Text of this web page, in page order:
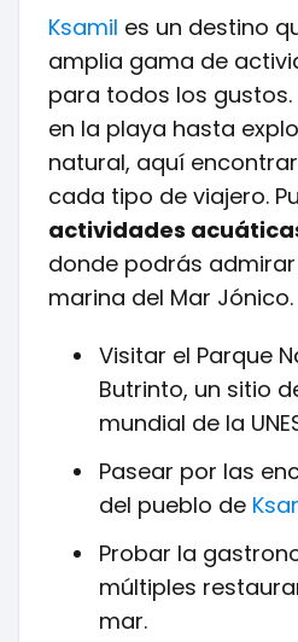
Ksamil es un destino
amplia gama de
para todos los
en la playa hasta
natural, aquí
cada tipo de viajero.
actividades
donde podrás
marina del Mar Jónico.
Visitar el Parque
Butrinto, un sitio
mundial de la
Pasear por las
del pueblo de
Probar la
múltiples
mar.